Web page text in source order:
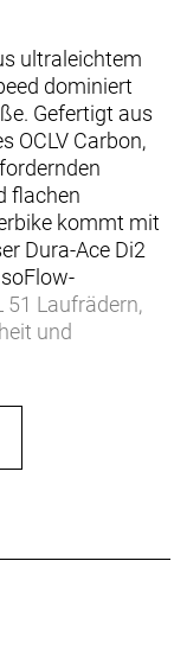
ultraleichtem
dominiert
Gefertigt aus
OCLV Carbon,
flachen
kommt mit
Dura-Ace Di2
51 Laufrädern,
und
fahren (und
du das beste